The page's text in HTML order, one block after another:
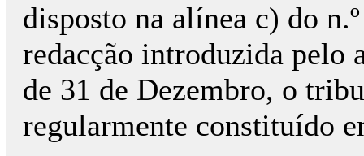
disposto na alínea c) do
redacção introduzida pelo
de 31 de Dezembro, o
regularmente constituído